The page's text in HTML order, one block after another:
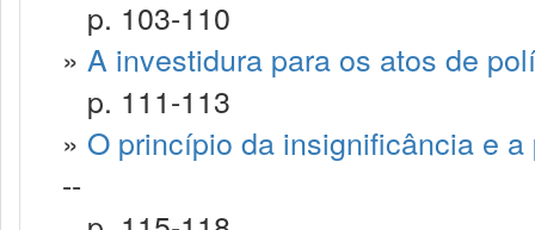
p. 103-110
» A investidura para os atos de
p. 111-113
» O princípio da insignificância e
--